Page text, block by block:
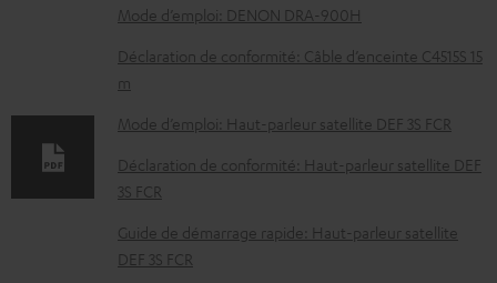
D
o
c
u
e
t
Mode d’emploi: DENON DRA-900H
Déclaration de conformité: Câble d’enceinte C4515S 15
m
Mode d’emploi: Haut-parleur satellite DEF 3S FCR
Déclaration de conformité: Haut-parleur satellite DEF
3S FCR
Guide de démarrage rapide: Haut-parleur satellite
DEF 3S FCR